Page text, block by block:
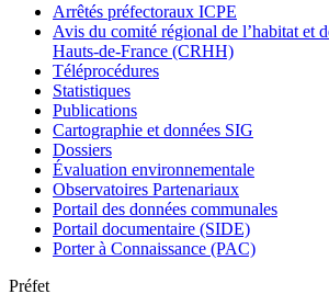
Arrêtés préfectoraux ICPE
Avis du comité régional de l’habitat et
Hauts-de-France (CRHH)
Téléprocédures
Statistiques
Publications
Cartographie et données SIG
Dossiers
Évaluation environnementale
Observatoires Partenariaux
Portail des données communales
Portail documentaire (SIDE)
Porter à Connaissance (PAC)
Préfet